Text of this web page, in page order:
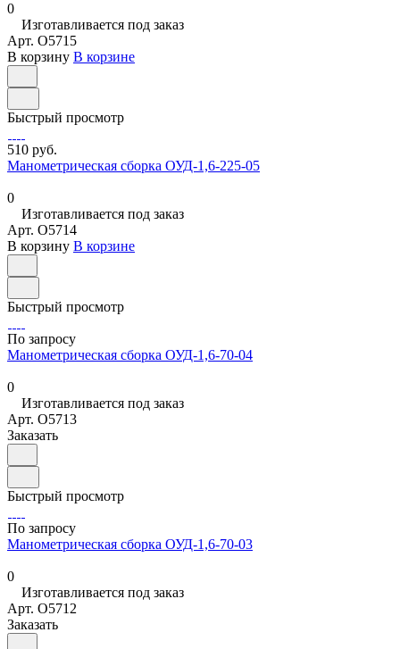
0
Изготавливается под заказ
Арт. O5715
В корзину В корзине
Быстрый просмотр
510 руб.
Манометрическая сборка ОУД-1,6-225-05
0
Изготавливается под заказ
Арт. O5714
В корзину В корзине
Быстрый просмотр
По запросу
Манометрическая сборка ОУД-1,6-70-04
0
Изготавливается под заказ
Арт. O5713
Заказать
Быстрый просмотр
По запросу
Манометрическая сборка ОУД-1,6-70-03
0
Изготавливается под заказ
Арт. O5712
Заказать